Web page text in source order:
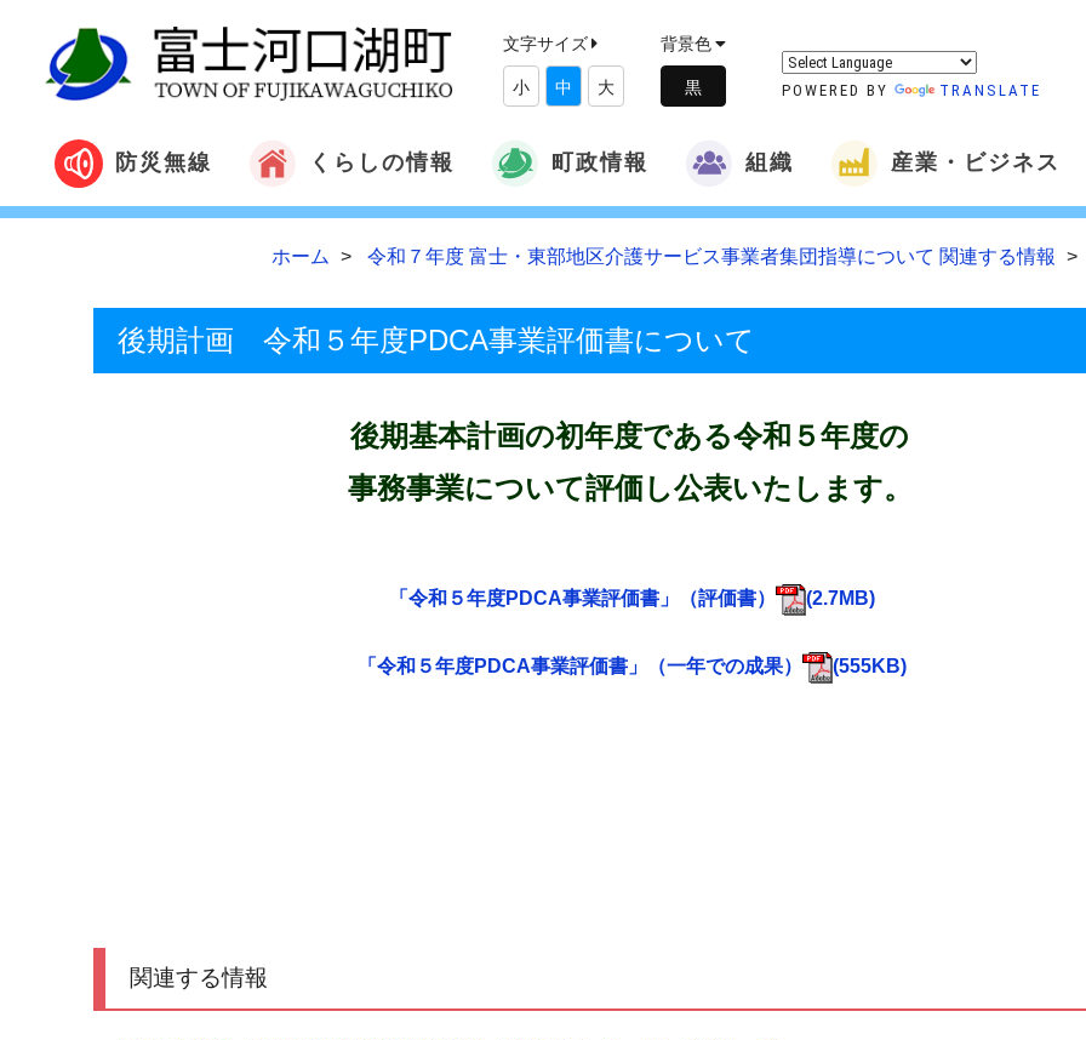
文字サイズ
小 中 大
背景色
POWERED BY TRANSLATE
防災無線 くらしの情報 町政情報 組織 産業・ビジネス
ホーム 令和７年度 富士・東部地区介護サービス事業者集団指導について 関連する情報
後期計画 令和５年度PDCA事業評価書について
後期基本計画の初年度である令和５年度の
事務事業について評価し公表いたします。
「令和５年度PDCA事業評価書」（評価書） (2.7MB)
「令和５年度PDCA事業評価書」（一年での成果） (555KB)
関連する情報